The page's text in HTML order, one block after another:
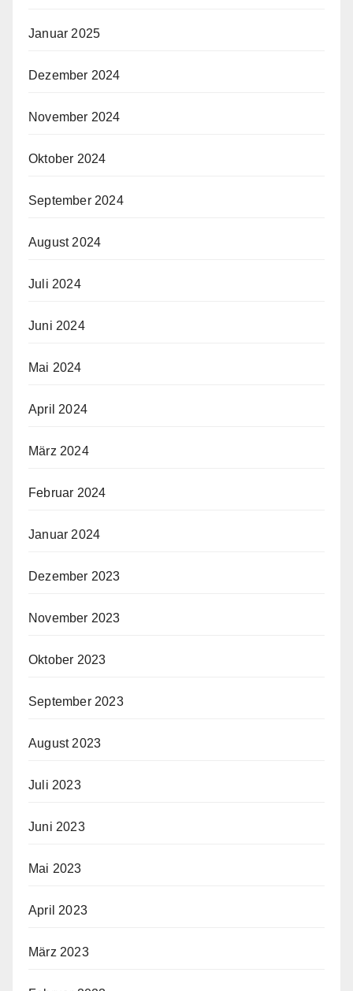
Januar 2025
Dezember 2024
November 2024
Oktober 2024
September 2024
August 2024
Juli 2024
Juni 2024
Mai 2024
April 2024
März 2024
Februar 2024
Januar 2024
Dezember 2023
November 2023
Oktober 2023
September 2023
August 2023
Juli 2023
Juni 2023
Mai 2023
April 2023
März 2023